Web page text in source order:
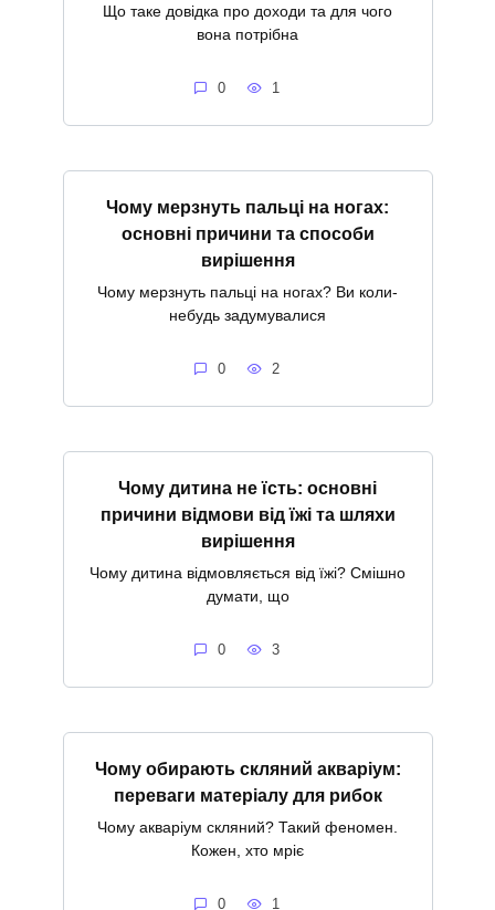
Що таке довідка про доходи та для чого
вона потрібна
0 1
Чому мерзнуть пальці на ногах:
основні причини та способи
вирішення
Чому мерзнуть пальці на ногах? Ви коли-
небудь задумувалися
0 2
Чому дитина не їсть: основні
причини відмови від їжі та шляхи
вирішення
Чому дитина відмовляється від їжі? Смішно
думати, що
0 3
Чому обирають скляний акваріум:
переваги матеріалу для рибок
Чому акваріум скляний? Такий феномен.
Кожен, хто мріє
0 1